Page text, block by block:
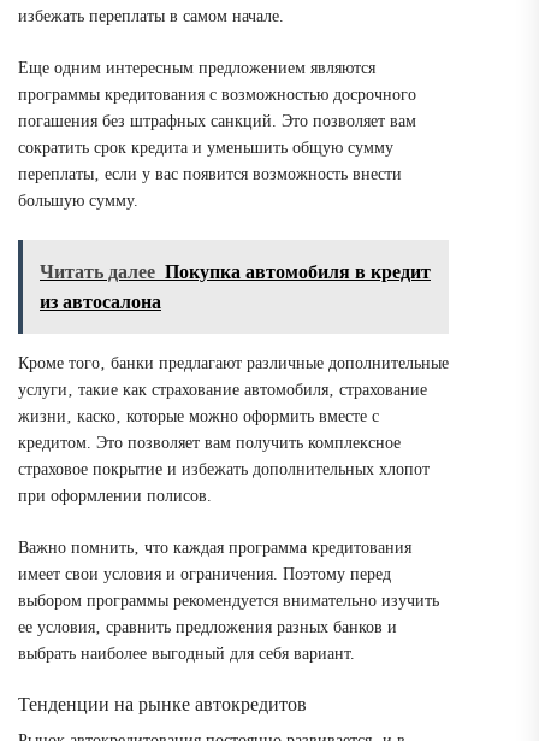
избежать переплаты в самом начале.
Еще одним интересным предложением являются
программы кредитования с возможностью досрочного
погашения без штрафных санкций. Это позволяет вам
сократить срок кредита и уменьшить общую сумму
переплаты‚ если у вас появится возможность внести
большую сумму.
Читать далее Покупка автомобиля в кредит
из автосалона
Кроме того‚ банки предлагают различные дополнительные
услуги‚ такие как страхование автомобиля‚ страхование
жизни‚ каско‚ которые можно оформить вместе с
кредитом. Это позволяет вам получить комплексное
страховое покрытие и избежать дополнительных хлопот
при оформлении полисов.
Важно помнить‚ что каждая программа кредитования
имеет свои условия и ограничения. Поэтому перед
выбором программы рекомендуется внимательно изучить
ее условия‚ сравнить предложения разных банков и
выбрать наиболее выгодный для себя вариант.
Тенденции на рынке автокредитов